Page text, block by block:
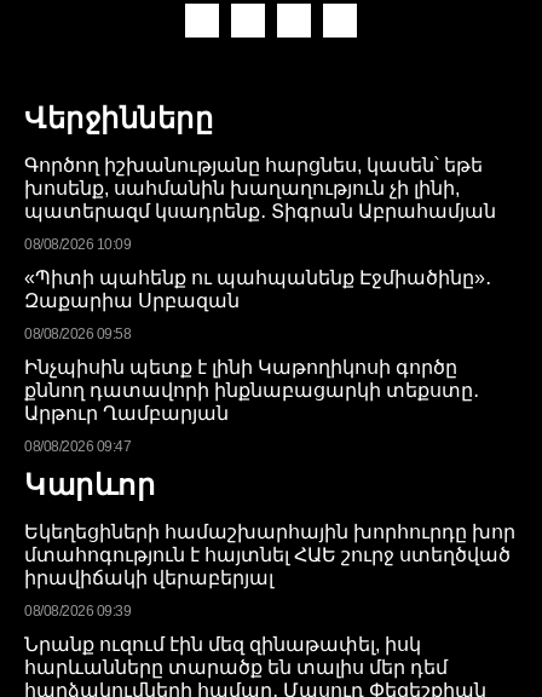
Վերջինները
Գործող իշխանությանը հարցնես, կասեն՝ եթե
խոսենք, սահմանին խաղաղություն չի լինի,
պատերազմ կսադրենք․ Տիգրան Աբրահամյան
08/08/2026 10:09
«Պիտի պահենք ու պահպանենք Էջմիածինը»․
Զաքարիա Սրբազան
08/08/2026 09:58
Ինչպիսին պետք է լինի Կաթողիկոսի գործը
քննող դատավորի ինքնաբացարկի տեքստը․
Արթուր Ղամբարյան
08/08/2026 09:47
Կարևոր
Եկեղեցիների համաշխարհային խորհուրդը խոր
մտահոգություն է հայտնել ՀԱԵ շուրջ ստեղծված
իրավիճակի վերաբերյալ
08/08/2026 09:39
Նրանք ուզում էին մեզ զինաթափել, իսկ
հարևանները տարածք են տալիս մեր դեմ
հարձակումների համար․ Մասուդ Փեզեշքիան